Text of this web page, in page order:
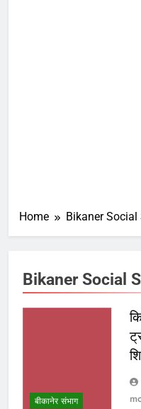
Home Bikaner Social
Bikaner Social
बीकानेर संभाग